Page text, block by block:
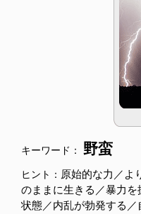
キーワード： 野蛮
ヒント： 原始的な力／よ
のままに生きる／暴力
状態／内乱が勃発する